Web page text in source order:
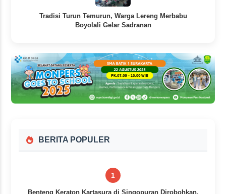
Tradisi Turun Temurun, Warga Lereng Merbabu
Boyolali Gelar Sadranan
BERITA POPULER
1
Benteng Keraton Kartasura di Singopuran Dirobohkan,